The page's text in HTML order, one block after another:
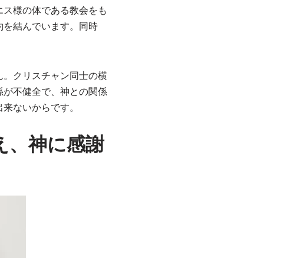
様の体である教会をも
結んでいます。同時
クリスチャン同士の横
不健全で、神との関係
ないからです。
、神に感謝